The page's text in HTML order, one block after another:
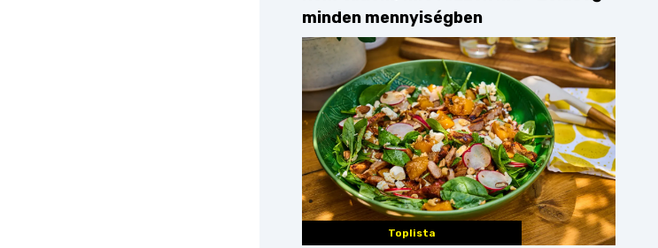
minden mennyiségben
Toplista